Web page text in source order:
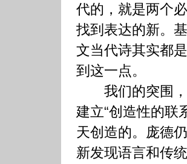
代的，就是两个
找到表达的新。
文当代诗其实都
到这一点。
我们的突围，
建立“创造性的联
天创造的。庞德
新发现语言和传